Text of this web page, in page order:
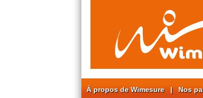
À propos de Wimesure| Nos